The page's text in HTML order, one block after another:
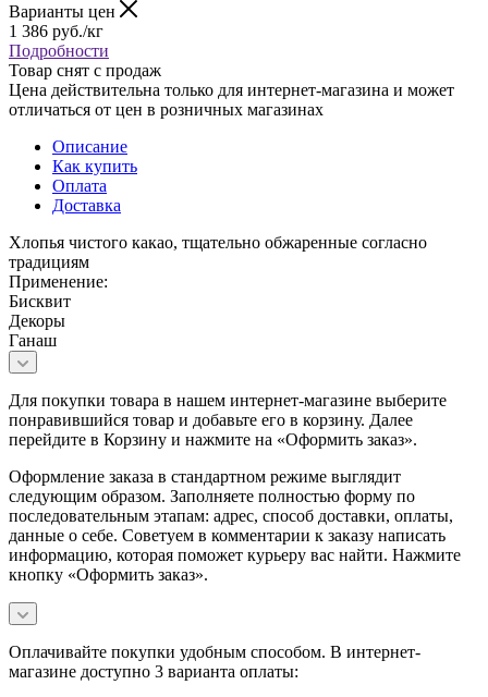
Варианты цен
1 386 руб./кг
Подробности
Товар снят с продаж
Цена действительна только для интернет-магазина и может
отличаться от цен в розничных магазинах
Описание
Как купить
Оплата
Доставка
Хлопья чистого какао, тщательно обжаренные согласно
традициям
Применение:
Бисквит
Декоры
Ганаш
Для покупки товара в нашем интернет-магазине выберите
понравившийся товар и добавьте его в корзину. Далее
перейдите в Корзину и нажмите на «Оформить заказ».
Оформление заказа в стандартном режиме выглядит
следующим образом. Заполняете полностью форму по
последовательным этапам: адрес, способ доставки, оплаты,
данные о себе. Советуем в комментарии к заказу написать
информацию, которая поможет курьеру вас найти. Нажмите
кнопку «Оформить заказ».
Оплачивайте покупки удобным способом. В интернет-
магазине доступно 3 варианта оплаты: